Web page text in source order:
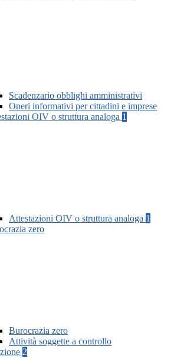
Scadenzario obblighi amministrativi
Oneri informativi per cittadini e imprese
OIV o struttura analoga 1
Attestazioni OIV o struttura analoga 1
zero
Burocrazia zero
Attività soggette a controllo
2